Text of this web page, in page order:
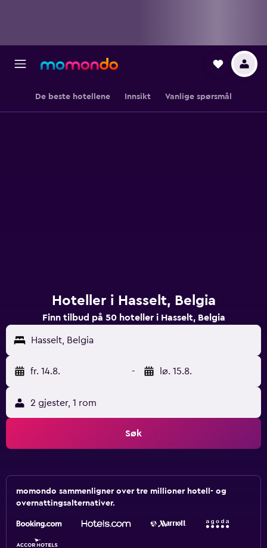
De beste hotellene Innsikt Vanlige spørsmål
Hoteller i Hasselt, Belgia
Finn tilbud på 50 hoteller i Hasselt, Belgia
Hasselt, Belgia
fr. 14.8. - lø. 15.8.
2 gjester, 1 rom
Søk
momondo sammenligner over tre millioner hotell- og
overnattingsalternativer.